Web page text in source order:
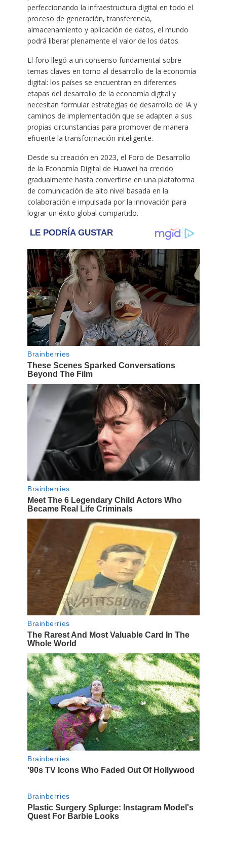
perfeccionando la infraestructura digital en todo el
proceso de generación, transferencia,
almacenamiento y aplicación de datos, el mundo
podrá liberar plenamente el valor de los datos.
El foro llegó a un consenso fundamental sobre
temas claves en torno al desarrollo de la economía
digital: los países se encuentran en diferentes
etapas del desarrollo de la economía digital y
necesitan formular estrategias de desarrollo de IA y
caminos de implementación que se adapten a sus
propias circunstancias para promover de manera
eficiente la transformación inteligente.
Desde su creación en 2023, el Foro de Desarrollo
de la Economía Digital de Huawei ha crecido
gradualmente hasta convertirse en una plataforma
de comunicación de alto nivel basada en la
colaboración e impulsada por la innovación para
lograr un éxito global compartido.